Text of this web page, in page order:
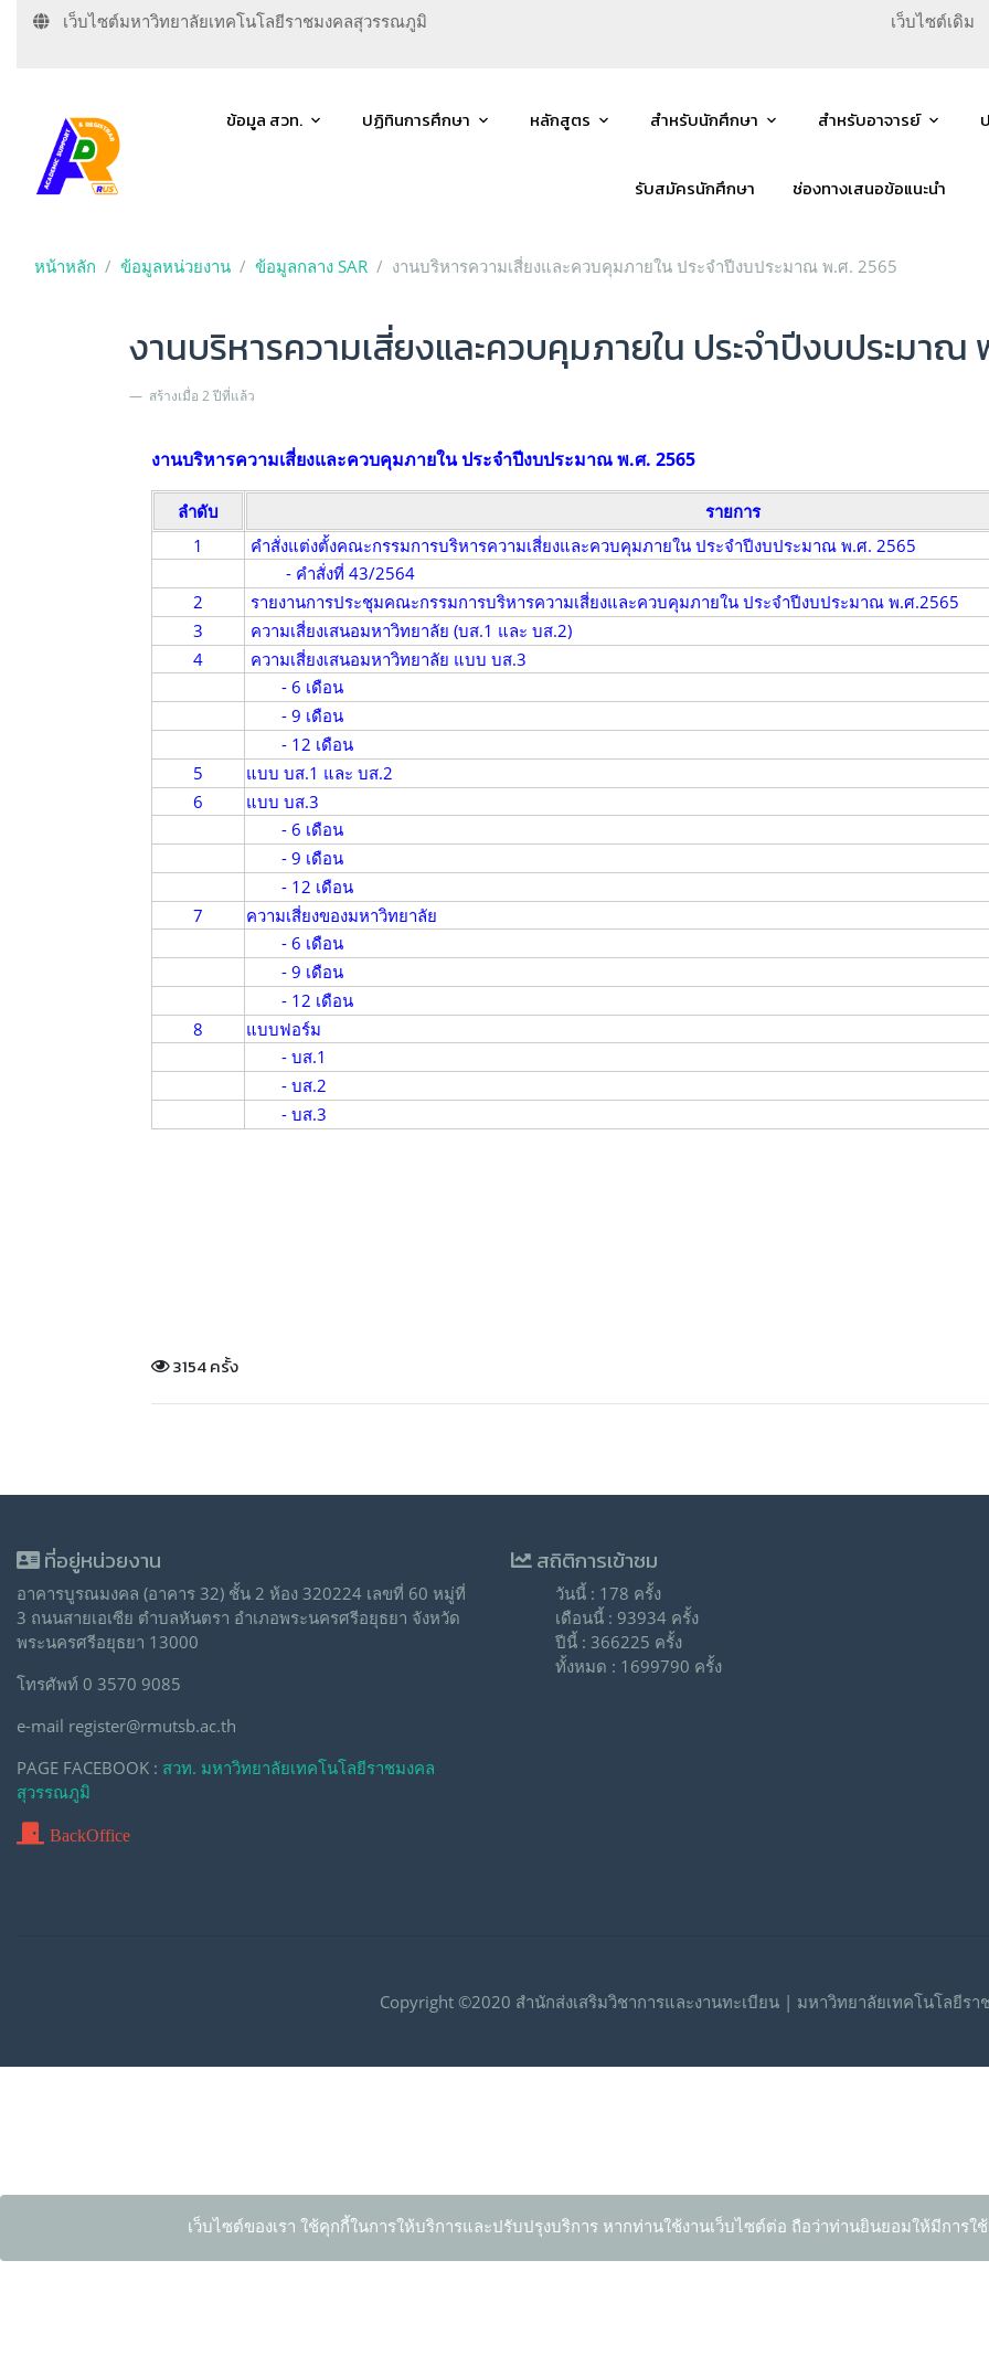
เว็บไซต์มหาวิทยาลัยเทคโนโลยีราชมงคลสุวรรณภูมิ เว็บไซต์เดิม
ข้อมูล สวท. ปฏิทินการศึกษา หลักสูตร สำหรับนักศึกษา สำหรับอาจารย์
รับสมัครนักศึกษา ช่องทางเสนอข้อแนะนำ
หน้าหลัก ข้อมูลหน่วยงาน ข้อมูลกลาง SAR งานบริหารความเสี่ยงและควบคุมภายใน ประจำปีงบประมาณ พ.ศ. 2565
งานบริหารความเสี่ยงและควบคุมภายใน ประจำปีงบประมาณ
สร้างเมื่อ 2 ปีที่แล้ว
งานบริหารความเสี่ยงและควบคุมภายใน ประจำปีงบประมาณ พ.ศ. 2565
ลำดับ รายการ
1
คำสั่งแต่งตั้งคณะกรรมการบริหารความเสี่ยงและควบคุมภายใน ประจำปีงบประมาณ พ.ศ. 2565
- คำสั่งที่ 43/2564
2
รายงานการประชุมคณะกรรมการบริหารความเสี่ยงและควบคุมภายใน ประจำปีงบประมาณ พ.ศ.2565
3
ความเสี่ยงเสนอมหาวิทยาลัย (บส.1 และ บส.2)
4
ความเสี่ยงเสนอมหาวิทยาลัย แบบ บส.3
- 6 เดือน
- 9 เดือน
- 12 เดือน
5
แบบ บส.1 และ บส.2
6
แบบ บส.3
- 6 เดือน
- 9 เดือน
- 12 เดือน
7
ความเสี่ยงของมหาวิทยาลัย
- 6 เดือน
- 9 เดือน
- 12 เดือน
8
แบบฟอร์ม
- บส.1
- บส.2
- บส.3
3154 ครั้ง
ที่อยู่หน่วยงาน
อาคารบูรณมงคล (อาคาร 32) ชั้น 2 ห้อง 320224 เลขที่ 60 หมู่ที่
3 ถนนสายเอเซีย ตำบลหันตรา อำเภอพระนครศรีอยุธยา จังหวัด
พระนครศรีอยุธยา 13000
โทรศัพท์ 0 3570 9085
e-mail register@rmutsb.ac.th
PAGE FACEBOOK : สวท. มหาวิทยาลัยเทคโนโลยีราชมงคล
สุวรรณภูมิ
BackOffice
สถิติการเข้าชม
วันนี้ : 178 ครั้ง
เดือนนี้ : 93934 ครั้ง
ปีนี้ : 366225 ครั้ง
ทั้งหมด : 1699790 ครั้ง
Copyright ©2020 สำนักส่งเสริมวิชาการและงานทะเบียน | มหาวิทยาลัยเทคโนโลยีร
เว็บไซต์ของเรา ใช้คุกกี้ในการให้บริการและปรับปรุงบริการ หากท่านใช้งานเว็บไซต์ต่อ ถือว่าท่านยินยอมให้มีการใ